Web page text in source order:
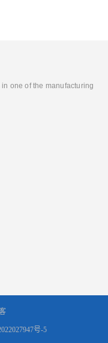
one of the manufacturing
号-5